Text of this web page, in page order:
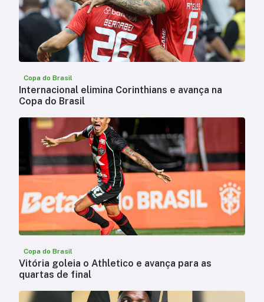
Copa do Brasil
Internacional elimina Corinthians e avança na
Copa do Brasil
Copa do Brasil
Vitória goleia o Athletico e avança para as
quartas de final